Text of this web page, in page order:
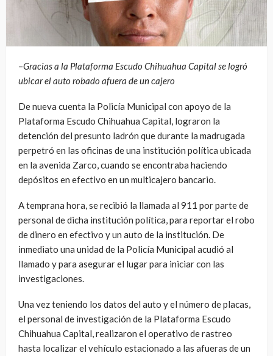
–Gracias a la Plataforma Escudo Chihuahua Capital se logró
ubicar el auto robado afuera de un cajero
De nueva cuenta la Policía Municipal con apoyo de la
Plataforma Escudo Chihuahua Capital, lograron la
detención del presunto ladrón que durante la madrugada
perpetró en las oficinas de una institución política ubicada
en la avenida Zarco, cuando se encontraba haciendo
depósitos en efectivo en un multicajero bancario.
A temprana hora, se recibió la llamada al 911 por parte de
personal de dicha institución política, para reportar el robo
de dinero en efectivo y un auto de la institución. De
inmediato una unidad de la Policía Municipal acudió al
llamado y para asegurar el lugar para iniciar con las
investigaciones.
Una vez teniendo los datos del auto y el número de placas,
el personal de investigación de la Plataforma Escudo
Chihuahua Capital, realizaron el operativo de rastreo
hasta localizar el vehículo estacionado a las afueras de un